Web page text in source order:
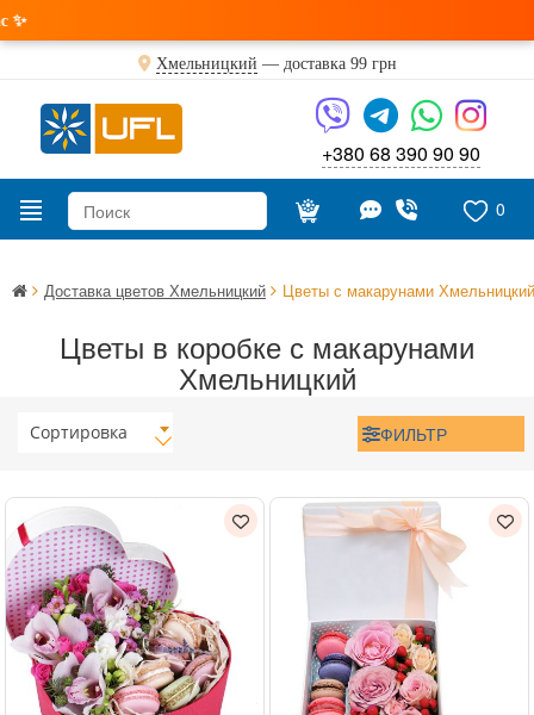
Хмельницкий — доставка 99 грн
+380 68 390 90 90
0
Доставка цветов Хмельницкий Цветы с макарунами Хмельницкий
Цветы в коробке с макарунами
Хмельницкий
Сортировка ФИЛЬТР